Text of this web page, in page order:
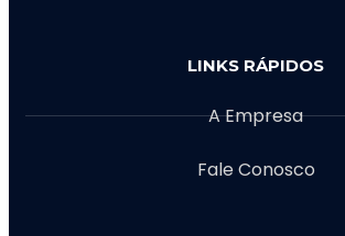
LINKS RÁPIDOS
A Empresa
Fale Conosco